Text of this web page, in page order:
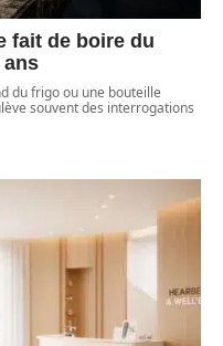
fait de boire du
ans
du frigo ou une bouteille
souvent des interrogations